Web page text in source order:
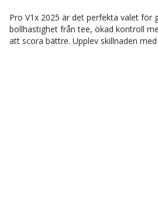
Pro V1x 2025 är det perfekta valet för
bollhastighet från tee, ökad kontroll
att scora bättre. Upplev skillnaden